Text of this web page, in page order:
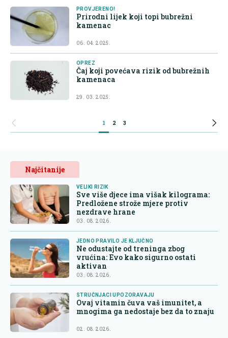
PROVJERENO!
Prirodni lijek koji topi bubrežni
kamenac
06. 04. 2025.
OPREZ
Čaj koji povećava rizik od bubrežnih
kamenaca
29. 03. 2025.
1 2 3
Najčitanije
VELIKI RIZIK
Sve više djece ima višak kilograma:
Predložene strože mjere protiv
nezdrave hrane
03. 08. 2026.
JEDNO PRAVILO JE KLJUČNO
Ne odustajte od treninga zbog
vrućina: Evo kako sigurno ostati
aktivan
03. 08. 2026.
STRUČNJACI UPOZORAVAJU
Ovaj vitamin čuva vaš imunitet, a
mnogima ga nedostaje bez da to znaju
02. 08. 2026.